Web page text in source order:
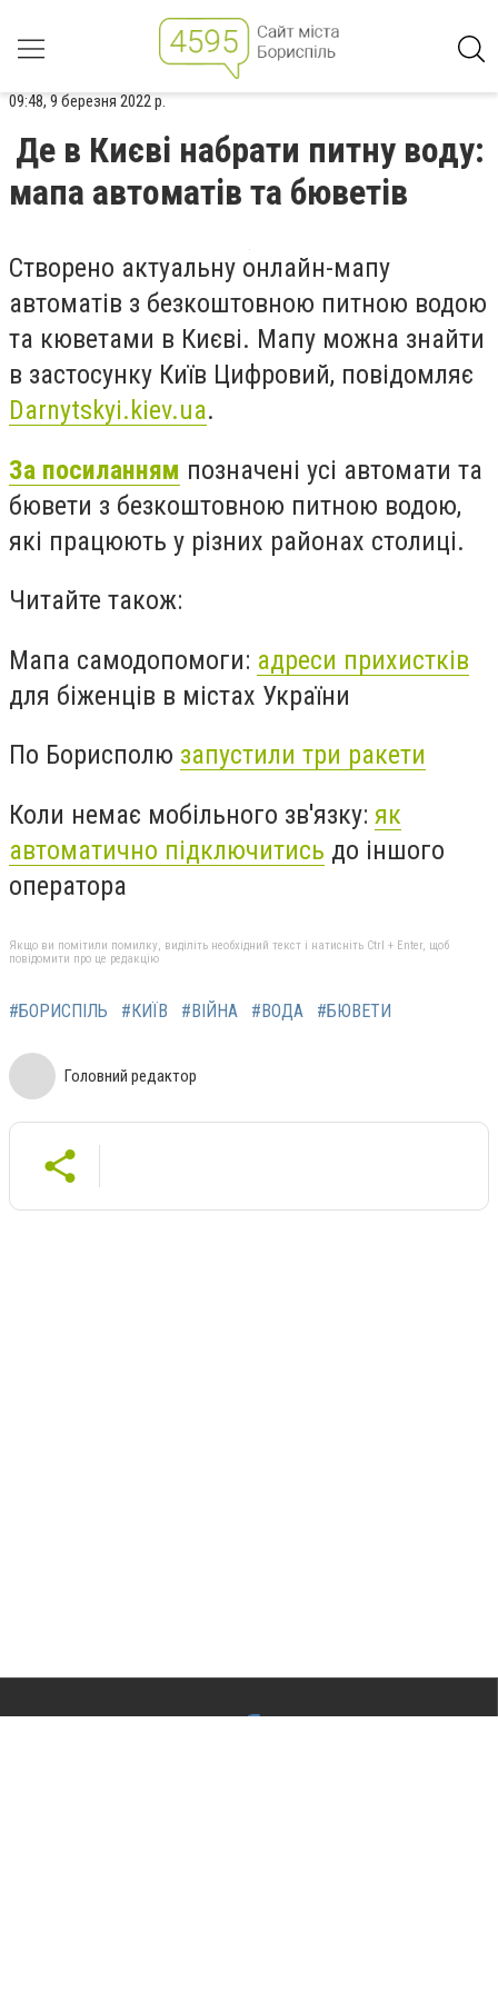
09:48, 9 березня 2022 р.
Де в Києві набрати питну воду:
мапа автоматів та бюветів
Створено актуальну онлайн-мапу
автоматів з безкоштовною питною водою
та кюветами в Києві. Мапу можна знайти
в застосунку Київ Цифровий, повідомляє
Darnytskyi. kiev.ua.
За посиланням позначені усі автомати та
бювети з безкоштовною питною водою,
які працюють у різних районах столиці.
Читайте також:
Мапа самодопомоги: адреси прихистків
для біженців в містах України
По Борисполю запустили три ракети
Коли немає мобільного зв'язку: як
автоматично підключитись до іншого
оператора
Якщо ви помітили помилку, виділіть необхідний текст і натисніть Ctrl + Enter, щоб
повідомити про це редакцію
#БОРИСПІЛЬ #КИЇВ #ВІЙНА #ВОДА #БЮВЕТИ
Головний редактор